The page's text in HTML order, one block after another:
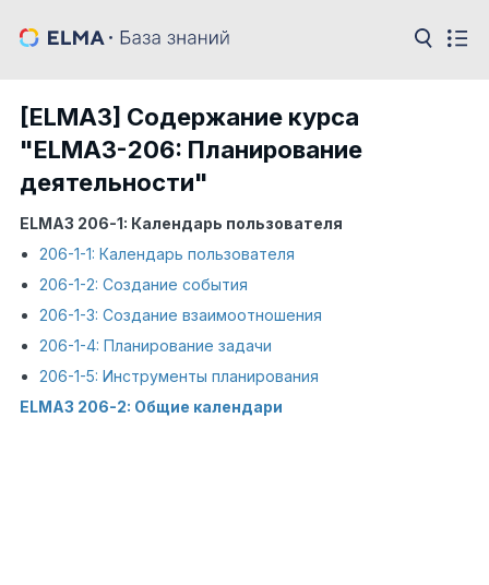
[ELMA3] Содержание курса
"ELMA3-206: Планирование
деятельности"
ELMA3 206-1: Календарь пользователя
206-1-1: Календарь пользователя
206-1-2: Создание события
206-1-3: Создание взаимоотношения
206-1-4: Планирование задачи
206-1-5: Инструменты планирования
ELMA3 206-2: Общие календари